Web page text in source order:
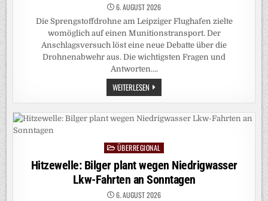
6. AUGUST 2026
Die Sprengstoffdrohne am Leipziger Flughafen zielte
womöglich auf einen Munitionstransport. Der
Anschlagsversuch löst eine neue Debatte über die
Drohnenabwehr aus. Die wichtigsten Fragen und
Antworten….
WEITERLESEN ANSCHLAGSVERSUCH
IN
LEIPZIG:
EINE
NEUE
DIMENSION
BEDROHUNG
PostedÜBERREGIONAL
Hitzewelle: Bilger plant wegen Niedrigwasser
Lkw-Fahrten an Sonntagen
6. AUGUST 2026